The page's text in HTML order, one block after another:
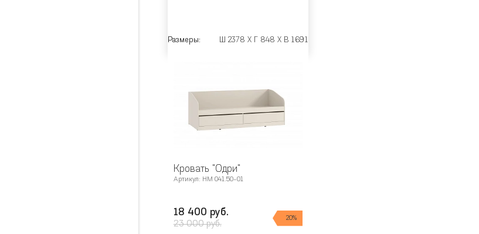
Размеры: Ш 2378 X Г 848 X В 1691
Кровать "Одри"
Артикул: НМ 041.50-01
18 400 руб.
23 000 руб.
20%